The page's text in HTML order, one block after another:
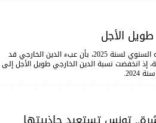
الأجل
أفاد البنك المركزي التونسي، في تقريره السنوي لسنة 2025، بأن عبء الدين الخارجي قد
إذ انخفضت نسبة الدين الخارجي طويل الأجل إلى